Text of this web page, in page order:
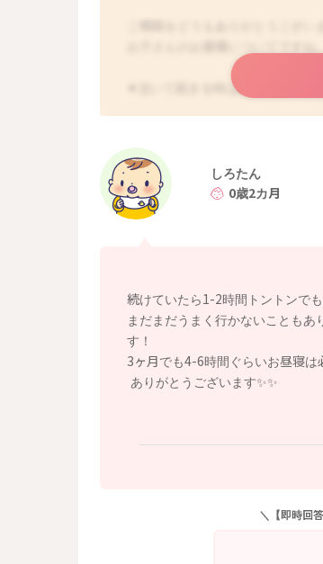
⚫︎泣いて起きる時は睡眠が足りて
起きた時にしろたんさんの姿ない
しかし明らかに寝ている時間が短
た。
授乳クッションの上に頭を乗せて
つきすぎないように角度には気を
そうしてみると、フラットなとこ
るかもしれません。
しろたん
0歳2カ月
続けていたら1-2時間トントンで
まだまだうまく行かないことも
す！
3ヶ月でも4-6時間ぐらいお昼寝は
ありがとうございます✨✨
＼【即時回